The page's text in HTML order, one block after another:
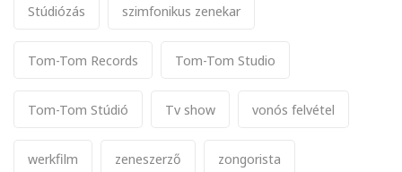
Stúdiózás szimfonikus zenekar
Tom-Tom Records Tom-Tom Studio
Tom-Tom Stúdió Tv show vonós felvétel
werkfilm zeneszerző zongorista